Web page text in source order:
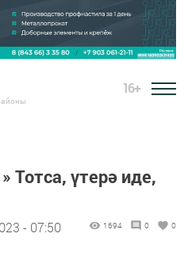
16+
Тотса, үтерә иде,
- 07:50 1694 0 0